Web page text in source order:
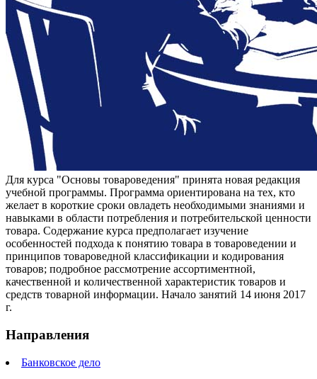
Для курса "Основы товароведения" принята новая редакция
учебной программы. Программа ориентирована на тех, кто
желает в короткие сроки овладеть необходимыми знаниями и
навыками в области потребления и потребительской ценности
товара. Содержание курса предполагает изучение
особенностей подхода к понятию товара в товароведении и
принципов товароведной классификации и кодирования
товаров; подробное рассмотрение ассортиментной,
качественной и количественной характеристик товаров и
средств товарной информации. Начало занятий 14 июня 2017
г.
Направления
Банковское дело